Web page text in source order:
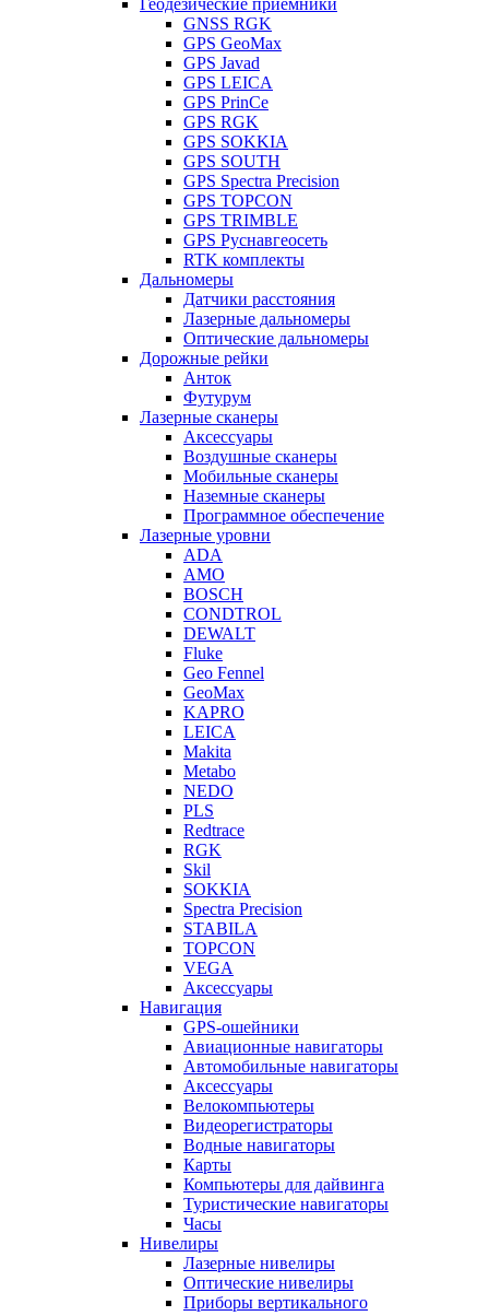
Геодезические приемники
GNSS RGK
GPS GeoMax
GPS Javad
GPS LEICA
GPS PrinCe
GPS RGK
GPS SOKKIA
GPS SOUTH
GPS Spectra Precision
GPS TOPCON
GPS TRIMBLE
GPS Руснавгеосеть
RTK комплекты
Дальномеры
Датчики расстояния
Лазерные дальномеры
Оптические дальномеры
Дорожные рейки
Анток
Футурум
Лазерные сканеры
Аксессуары
Воздушные сканеры
Мобильные сканеры
Наземные сканеры
Программное обеспечение
Лазерные уровни
ADA
AMO
BOSCH
CONDTROL
DEWALT
Fluke
Geo Fennel
GeoMax
KAPRO
LEICA
Makita
Metabo
NEDO
PLS
Redtrace
RGK
Skil
SOKKIA
Spectra Precision
STABILA
TOPCON
VEGA
Аксессуары
Навигация
GPS-ошейники
Авиационные навигаторы
Автомобильные навигаторы
Аксессуары
Велокомпьютеры
Видеорегистраторы
Водные навигаторы
Карты
Компьютеры для дайвинга
Туристические навигаторы
Часы
Нивелиры
Лазерные нивелиры
Оптические нивелиры
Приборы вертикального